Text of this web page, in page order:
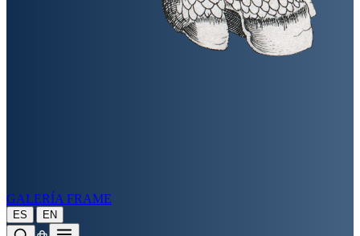
GALERÍA FRAME
ES | EN